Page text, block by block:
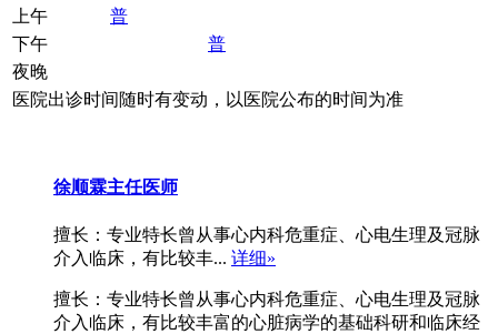
上午
普
下午
普
夜晚
医院出诊时间随时有变动，以医院公布的时间为准
徐顺霖主任医师
擅长：专业特长曾从事心内科危重症、心电生理及冠脉
介入临床，有比较丰... 详细»
擅长：专业特长曾从事心内科危重症、心电生理及冠脉
介入临床，有比较丰富的心脏病学的基础科研和临床经